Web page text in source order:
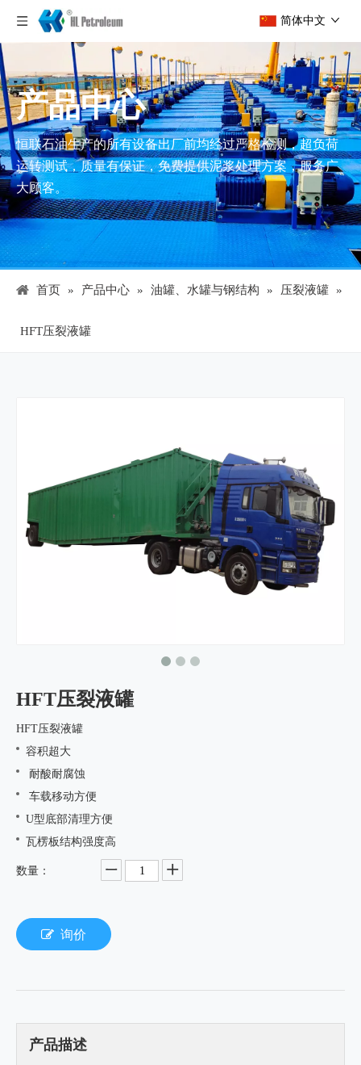
简体中文
产品中心
恒联石油生产的所有设备出厂前均经过严格检测，超负荷
运转测试，质量有保证，免费提供泥浆处理方案，服务广
大顾客。
首页 » 产品中心 » 油罐、水罐与钢结构 » 压裂液罐 »
HFT压裂液罐
HFT压裂液罐
HFT压裂液罐
容积超大
耐酸耐腐蚀
车载移动方便
U型底部清理方便
瓦楞板结构强度高
数量：
询价
产品描述